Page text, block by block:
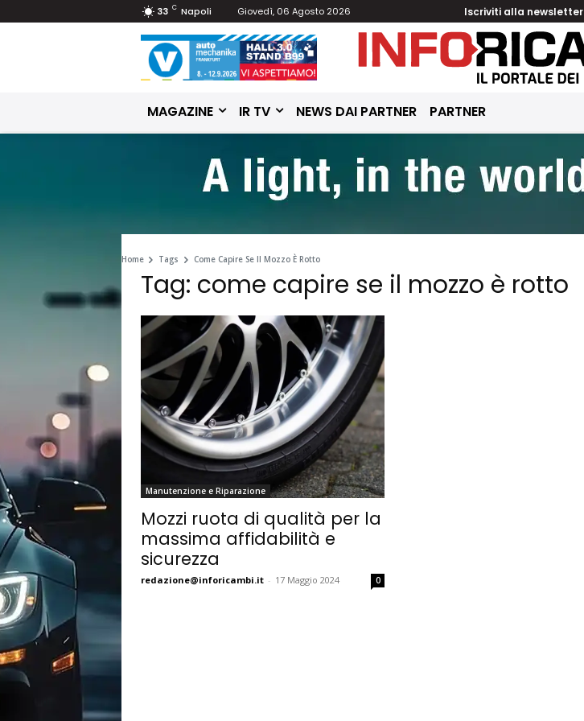
33 C Napoli Giovedì, 06 Agosto 2026 Iscriviti alla newsletter
MAGAZINE IR TV NEWS DAI PARTNER PARTNER
Home Tags Come Capire Se Il Mozzo È Rotto
Tag: come capire se il mozzo è rotto
Manutenzione e Riparazione
Mozzi ruota di qualità per la
massima affidabilità e
sicurezza
redazione@inforicambi.it - 17 Maggio 2024 0